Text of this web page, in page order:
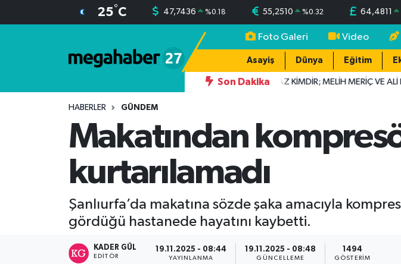
25°C 47,7436 %0.18 55,2510 %0.32 64,4811
Foto Galeri Video
Asayiş Dünya Eğitim
Son Dakika
17:42 AHMET YILMAZ KİMDİR; MELİH MERİÇ VE ALİ
HABERLER GÜNDEM
Makatından
kurtarılamadı
Şanlıurfa’da makatına sözde şaka amacıyla
gördüğü hastanede hayatını kaybetti.
KADER GÜL
EDITÖR
19.11.2025 - 08:44
YAYINLANMA
19.11.2025 - 08:48
GÜNCELLEME
1494
GÖSTERIM
Süper Lig Puan Durumu ve Fikstür
Tüm Manşetler
Son Dakika Haberleri
Haber Arşivi